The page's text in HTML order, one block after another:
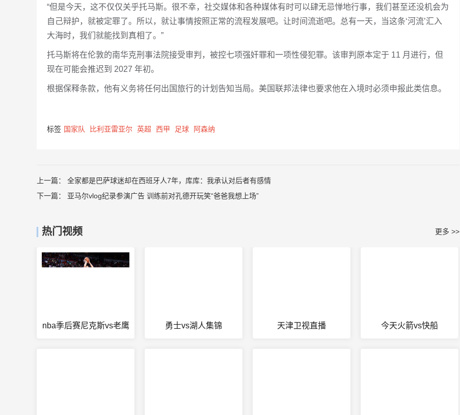
“但是今天，这不仅仅关乎托马斯。很不幸，社交媒体和各种媒体有时可以肆无忌惮地行事，我们甚至还没机会为
自己辩护，就被定罪了。所以，就让事情按照正常的流程发展吧。让时间流逝吧。总有一天，当这条‘河流’汇入
大海时，我们就能找到真相了。”
托马斯将在伦敦的南华克刑事法院接受审判，被控七项强奸罪和一项性侵犯罪。该审判原本定于 11 月进行，但
现在可能会推迟到 2027 年初。
根据保释条款，他有义务将任何出国旅行的计划告知当局。美国联邦法律也要求他在入境时必须申报此类信息。
标签 国家队 比利亚雷亚尔 英超 西甲 足球 阿森纳
上一篇： 全家都是巴萨球迷却在西班牙人7年，库库：我承认对后者有感情
下一篇： 亚马尔vlog纪录参演广告 训练前对孔德开玩笑“爸爸我想上场”
热门视频 更多 >>
nba季后赛尼克斯vs老鹰 勇士vs湖人集锦 天津卫视直播 今天火箭vs快船